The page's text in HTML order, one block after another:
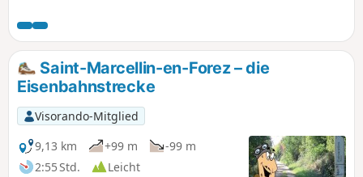
Schluchten bietet.
Saint-Marcellin-en-Forez – die
Eisenbahnstrecke
Visorando-Mitglied
9,13 km
+99 m
-99 m
2:55 Std.
Leicht